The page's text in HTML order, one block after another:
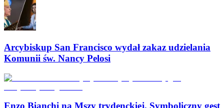
Arcybiskup San Francisco wydał zakaz udzielania
Komunii św. Nancy Pelosi